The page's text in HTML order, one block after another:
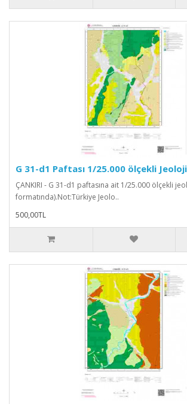
G 31-d1 Paftası 1/25.000 ölçekli
ÇANKIRI - G 31-d1 paftasına ait 1/25.000 ölçekli
formatında).Not:Türkiye Jeolo..
500,00TL